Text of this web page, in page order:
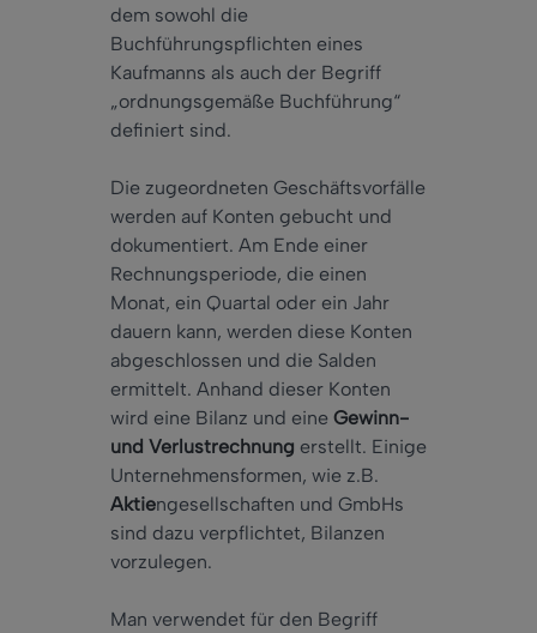
dem sowohl die
Buchführungspflichten eines
Kaufmanns als auch der Begriff
„ordnungsgemäße Buchführung“
definiert sind.
Die zugeordneten Geschäftsvorfälle
werden auf Konten gebucht und
dokumentiert. Am Ende einer
Rechnungsperiode, die einen
Monat, ein Quartal oder ein Jahr
dauern kann, werden diese Konten
abgeschlossen und die Salden
ermittelt. Anhand dieser Konten
wird eine Bilanz und eine Gewinn-
und Verlustrechnung erstellt. Einige
Unternehmensformen, wie z.B.
Aktiengesellschaften und GmbHs
sind dazu verpflichtet, Bilanzen
vorzulegen.
Man verwendet für den Begriff